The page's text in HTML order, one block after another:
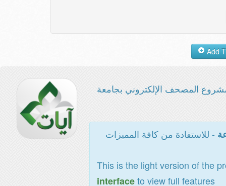
المصحف الإلكتروني بجامعة
- للاستفادة من كافة المميزات
This is the light version of the
interfaceto view full features